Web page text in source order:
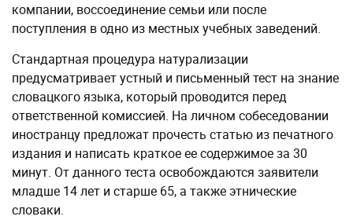
компании, воссоединение семьи или после
поступления в одно из местных учебных заведений.
Стандартная процедура натурализации
предусматривает устный и письменный тест на знание
словацкого языка, который проводится перед
ответственной комиссией. На личном собеседовании
иностранцу предложат прочесть статью из печатного
издания и написать краткое ее содержимое за 30
минут. От данного теста освобождаются заявители
младше 14 лет и старше 65, а также этнические
словаки.